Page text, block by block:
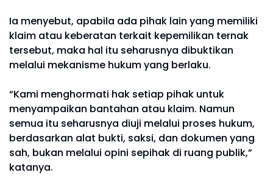
Ia menyebut, apabila ada pihak lain yang memiliki
klaim atau keberatan terkait kepemilikan ternak
tersebut, maka hal itu seharusnya dibuktikan
melalui mekanisme hukum yang berlaku.
“Kami menghormati hak setiap pihak untuk
menyampaikan bantahan atau klaim. Namun
semua itu seharusnya diuji melalui proses hukum,
berdasarkan alat bukti, saksi, dan dokumen yang
sah, bukan melalui opini sepihak di ruang publik,”
katanya.